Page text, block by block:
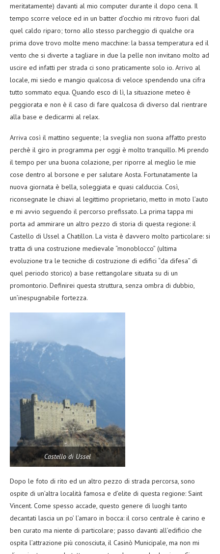
meritatamente) davanti al mio computer durante il dopo cena. Il
tempo scorre veloce ed in un batter d’occhio mi ritrovo fuori dal
quel caldo riparo; torno allo stesso parcheggio di qualche ora
prima dove trovo molte meno macchine: la bassa temperatura ed il
vento che si diverte a tagliare in due la pelle non invitano molto ad
uscire ed infatti per strada ci sono praticamente solo io. Arrivo al
locale, mi siedo e mangio qualcosa di veloce spendendo una cifra
tutto sommato equa. Quando esco di lì, la situazione meteo è
peggiorata e non è il caso di fare qualcosa di diverso dal rientrare
alla base e dedicarmi al relax.
Arriva così il mattino seguente; la sveglia non suona affatto presto
perchè il giro in programma per oggi è molto tranquillo. Mi prendo
il tempo per una buona colazione, per riporre al meglio le mie
cose dentro al borsone e per salutare Aosta. Fortunatamente la
nuova giornata è bella, soleggiata e quasi calduccia. Così,
riconsegnate le chiavi al legittimo proprietario, metto in moto l’auto
e mi avvio seguendo il percorso prefissato. La prima tappa mi
porta ad ammirare un altro pezzo di storia di questa regione: il
Castello di Ussel a Chatillon. La vista è davvero molto particolare: si
tratta di una costruzione medievale “monoblocco” (ultima
evoluzione tra le tecniche di costruzione di edifici “da difesa” di
quel periodo storico) a base rettangolare situata su di un
promontorio. Definirei questa struttura, senza ombra di dubbio,
un’inespugnabile fortezza.
Castello di Ussel
Dopo le foto di rito ed un altro pezzo di strada percorsa, sono
ospite di un’altra località famosa e d’elite di questa regione: Saint
Vincent. Come spesso accade, questo genere di luoghi tanto
decantati lascia un po’ l’amaro in bocca: il corso centrale è carino e
ben curato ma niente di particolare; passo davanti all’edificio che
ospita l’attrazione più conosciuta, il Casinò Municipale, ma non mi